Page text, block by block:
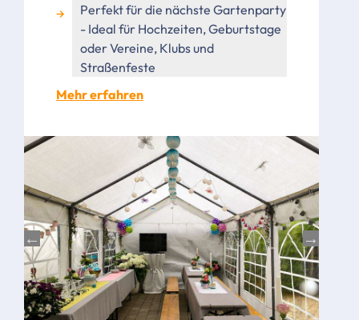
Perfekt für die nächste Gartenparty
- Ideal für Hochzeiten, Geburtstage
oder Vereine, Klubs und
Straßenfeste
Mehr erfahren